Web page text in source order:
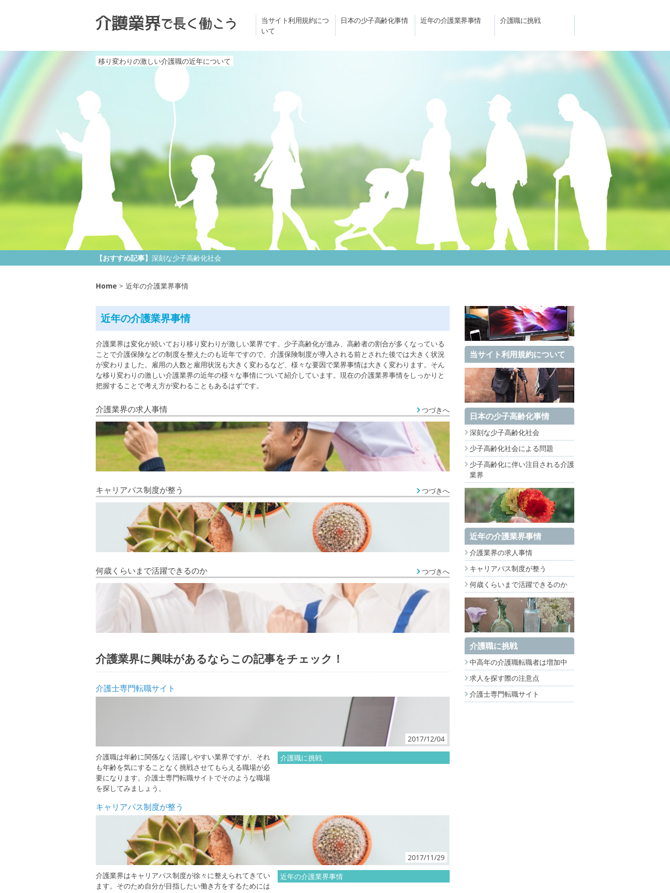
当サイト利用規約につ
いて
日本の少子高齢化事情 近年の介護業界事情 介護職に挑戦
移り変わりの激しい介護職の近年について
おすすめ記事 深刻な少子高齢化社会
Home > 近年の介護業界事情
当サイト利用規約について
日本の少子高齢化事情
深刻な少子高齢化社会
少子高齢化社会による問題
少子高齢化に伴い注目される介護
業界
近年の介護業界事情
介護業界の求人事情
キャリアパス制度が整う
何歳くらいまで活躍できるのか
介護職に挑戦
中高年の介護職転職者は増加中
求人を探す際の注意点
介護士専門転職サイト
近年の介護業界事情
介護業界は変化が続いており移り変わりが激しい業界です。少子高齢化が進み、高齢者の割合が多くなっている
ことで介護保険などの制度を整えたのも近年ですので、介護保険制度が導入される前とされた後では大きく状況
が変わりました。雇用の人数と雇用状況も大きく変わるなど、様々な要因で業界事情は大きく変わります。そん
な移り変わりの激しい介護業界の近年の様々な事情について紹介しています。現在の介護業界事情をしっかりと
把握することで考え方が変わることもあるはずです。
介護業界の求人事情 つづきへ
キャリアパス制度が整う つづきへ
何歳くらいまで活躍できるのか つづきへ
介護業界に興味があるならこの記事をチェック！
介護士専門転職サイト
2017/12/04
介護職は年齢に関係なく活躍しやすい業界ですが、それ
も年齢を気にすることなく挑戦させてもらえる職場が必
要になります。介護士専門転職サイトでそのような職場
を探してみましょう。
介護職に挑戦
キャリアパス制度が整う
2017/11/29
介護業界はキャリアパス制度が徐々に整えられてきてい
ます。そのため自分が目指したい働き方をするためには
近年の介護業界事情